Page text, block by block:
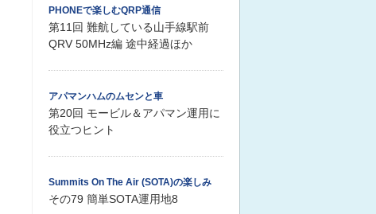
PHONEで楽しむQRP通信
第11回 難航している山手線駅前
QRV 50MHz編 途中経過ほか
アパマンハムのムセンと車
第20回 モービル＆アパマン運用に
役立つヒント
Summits On The Air (SOTA)の楽しみ
その79 簡単SOTA運用地8